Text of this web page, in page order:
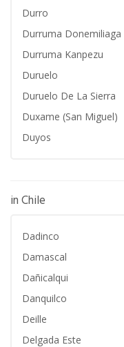
Durro
Durruma Donemiliaga
Durruma Kanpezu
Duruelo
Duruelo De La Sierra
Duxame (San Miguel)
Duyos
in Chile
Dadinco
Damascal
Dañicalqui
Danquilco
Deille
Delgada Este